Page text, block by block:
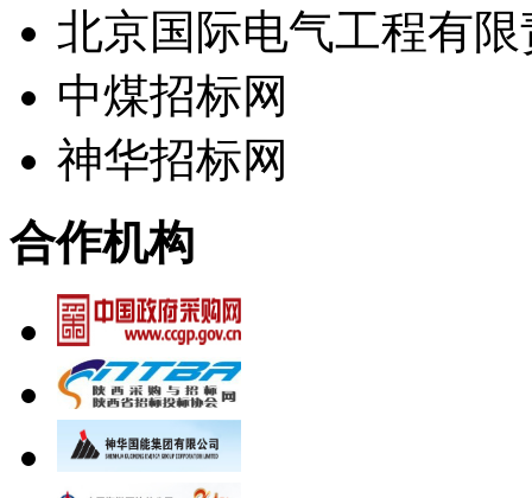
北京国际电气工程有
中煤招标网
神华招标网
合作机构